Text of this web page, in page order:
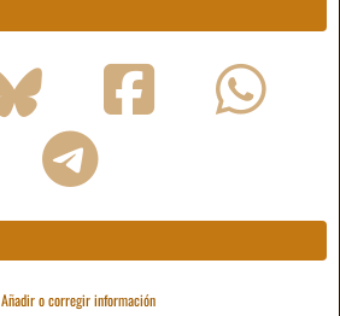
Añadir o corregir información